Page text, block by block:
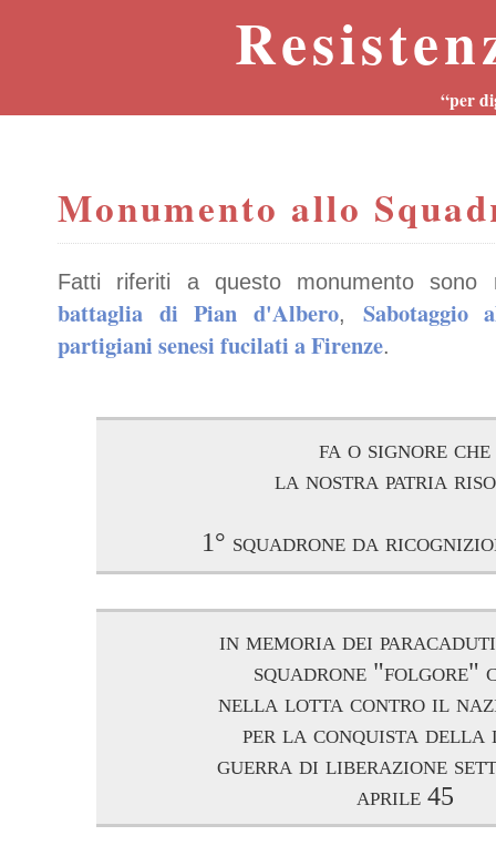
“per
Monumento allo
Fatti riferiti a questo monumento
battaglia di Pian d'Albero, Sabotaggio
partigiani senesi fucilati a Firenze.
fa o signore che
la nostra patria
1° squadrone da
in memoria dei
squadrone "folgore"
nella lotta contro il
per la conquista della
guerra di liberazione
aprile 45